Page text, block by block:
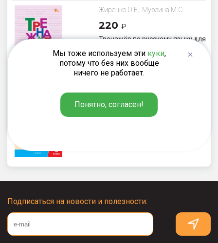
Жиренко О.Е., Мурзина М.С.
220 ₽
Тренажёр по русскому языку для
Чурсина Л.В.
187₽
Подписаться на новости и полезности:
Мы тоже используем эти куки,
потому что без них вообще
ничего не работает.
Понятно, согласен!